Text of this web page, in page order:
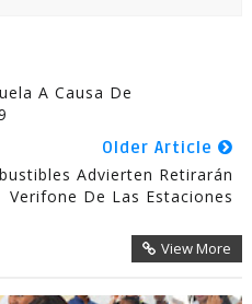
A Causa De
Older Article
Advierten Retirarán
Verifone De Las Estaciones
View More